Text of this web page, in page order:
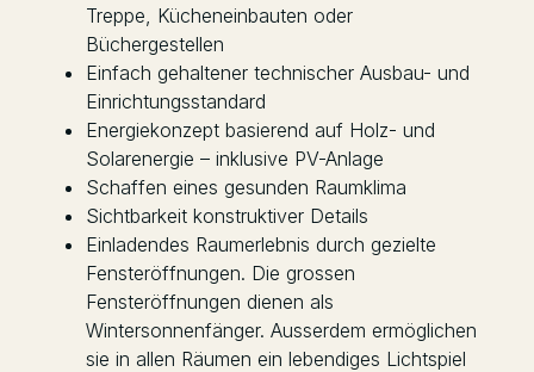
Treppe, Kücheneinbauten oder
Büchergestellen
Einfach gehaltener technischer Ausbau- und
Einrichtungsstandard
Energiekonzept basierend auf Holz- und
Solarenergie – inklusive PV-Anlage
Schaffen eines gesunden Raumklima
Sichtbarkeit konstruktiver Details
Einladendes Raumerlebnis durch gezielte
Fensteröffnungen. Die grossen
Fensteröffnungen dienen als
Wintersonnenfänger. Ausserdem ermöglichen
sie in allen Räumen ein lebendiges Lichtspiel